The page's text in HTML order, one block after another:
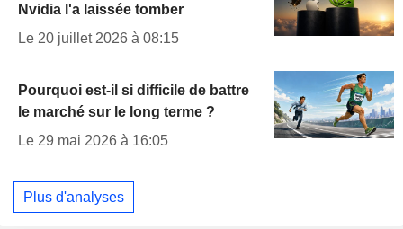
Nvidia l'a laissée tomber
Le 20 juillet 2026 à 08:15
Pourquoi est-il si difficile de battre
le marché sur le long terme ?
Le 29 mai 2026 à 16:05
Plus d'analyses